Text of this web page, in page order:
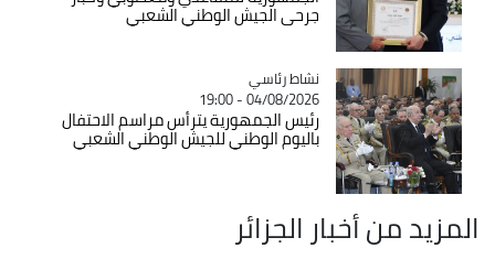
جرحى الجيش الوطني الشعبي
Catégorie
نشاط رئاسي
04/08/2026 - 19:00
رئيس الجمهورية يترأس مراسم الاحتفال
باليوم الوطني للجيش الوطني الشعبي
المزيد من أخبار الجزائر